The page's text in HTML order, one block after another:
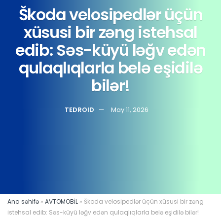
Škoda velosipedlər üçün
xüsusi bir zəng istehsal
edib: Səs-küyü ləğv edən
qulaqlıqlarla belə eşidilə
bilər!
TEDROID May 11, 2026
Ana səhifə » AVTOMOBİL » Škoda velosipedlər üçün xüsusi bir zəng
istehsal edib: Səs-küyü ləğv edən qulaqlıqlarla belə eşidilə bilər!